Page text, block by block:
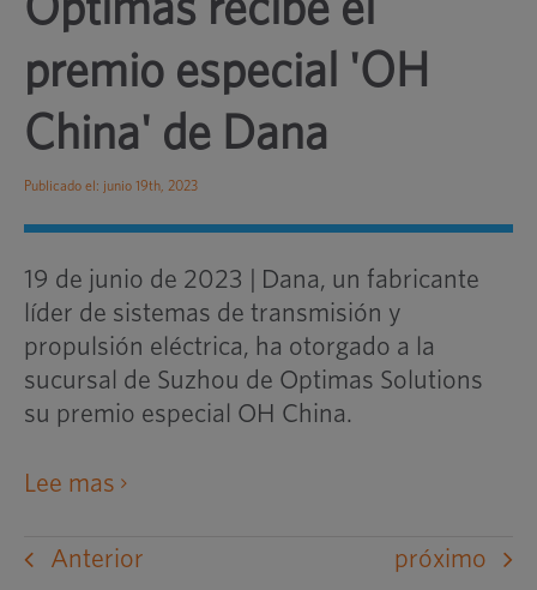
Optimas recibe el
premio especial 'OH
China' de Dana
Publicado el: junio 19th, 2023
19 de junio de 2023
Dana, un fabricante
líder de sistemas de transmisión y
propulsión eléctrica, ha otorgado a la
sucursal de Suzhou de Optimas Solutions
su premio especial OH China.
Lee masabre
sitio
Anterior próximo